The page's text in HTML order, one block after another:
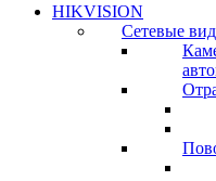
HIKVISION
Сетевые